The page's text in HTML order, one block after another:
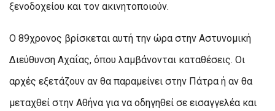
ξενοδοχείου και τον ακινητοποιούν.
Ο 89χρονος βρίσκεται αυτή την ώρα στην Αστυνομική
Διεύθυνση Αχαΐας, όπου λαμβάνονται καταθέσεις. Οι
αρχές εξετάζουν αν θα παραμείνει στην Πάτρα ή αν θα
μεταχθεί στην Αθήνα για να οδηγηθεί σε εισαγγελέα και